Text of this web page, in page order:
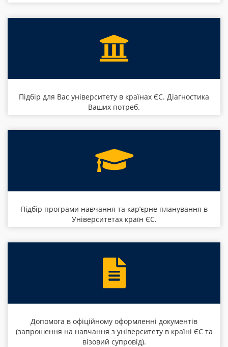
Підбір для Вас університету в країнах ЄС. Діагностика
Ваших потреб.
Підбір програми навчання та кар’єрне планування в
Університетах країн ЄС.
Допомога в офіційному оформленні документів
(запрошення на навчання з університету в країні ЄС та
візовий супровід).